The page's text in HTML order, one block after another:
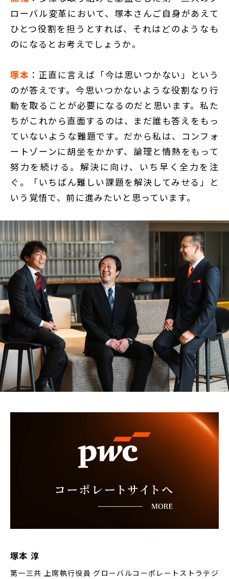
ローバル変革において、塚本さんご自身があえて
ひとつ役割を担うとすれば、それはどのようなも
のになるとお考えでしょうか。
塚本 ：正直に言えば「今は思いつかない」という
のが答えです。今思いつかないような役割なり行
動を取ることが必要になるのだと思います。私た
ちがこれから直面するのは、まだ誰も答えをもっ
ていないような難題です。だから私は、コンフォ
ートゾーンに胡坐をかかず、論理と情熱をもって
努力を続ける。解決に向け、いち早く全力を注
ぐ。「いちばん難しい課題を解決してみせる」と
いう覚悟で、前に進みたいと思っています。
塚本 淳
第一三共 上席執行役員 グローバルコーポレートストラテジ